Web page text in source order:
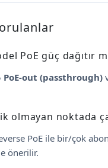
PoE güç dağıtır
PoE-out (passthrough)
olmayan noktada
PoE ile bir/çok
önerilir.